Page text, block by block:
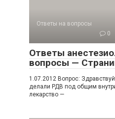
Ответы на вопросы
0
Ответы
вопросы —
1.07.2012 Вопрос:
делали РДВ под общим
лекарство —